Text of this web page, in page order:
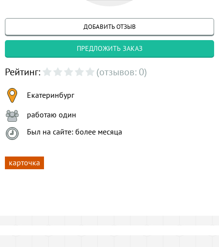
ДОБАВИТЬ ОТЗЫВ
ПРЕДЛОЖИТЬ ЗАКАЗ
Рейтинг: (отзывов: 0)
Екатеринбург
работаю один
Был на сайте: более месяца
карточка